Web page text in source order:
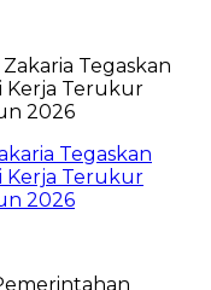
Tegaskan
Kerja Terukur
2026